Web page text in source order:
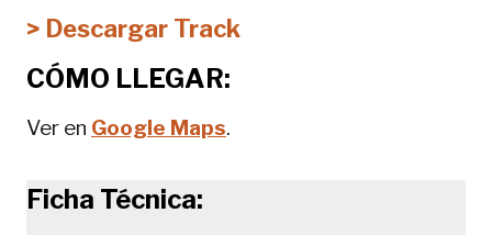
> Descargar Track
CÓMO LLEGAR:
Ver en Google Maps.
Ficha Técnica: